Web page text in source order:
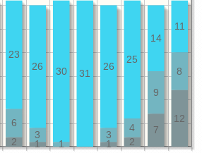
12
7
2
1
1
2
8
9
4
3
1
3
6
11
14
25
26
31
30
26
23